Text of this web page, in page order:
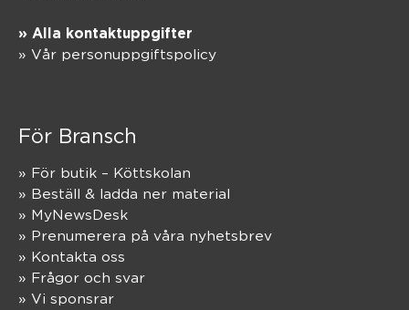
» Alla kontaktuppgifter
» Vår personuppgiftspolicy
För Bransch
» För butik – Köttskolan
» Beställ & ladda ner material
» MyNewsDesk
» Prenumerera på våra nyhetsbrev
» Kontakta oss
» Frågor och svar
» Vi sponsrar